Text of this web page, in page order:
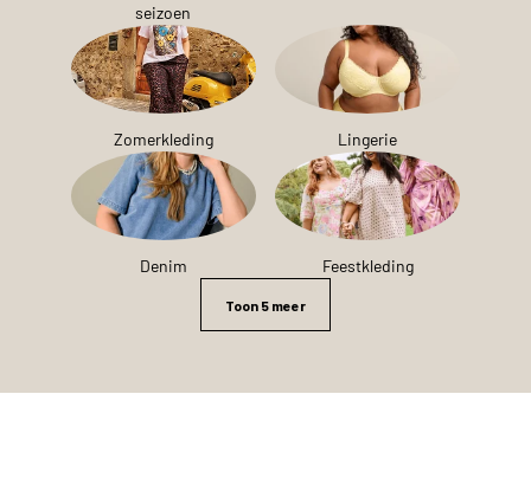
seizoen
Zomerkleding Lingerie
Denim Feestkleding
Toon 5 meer